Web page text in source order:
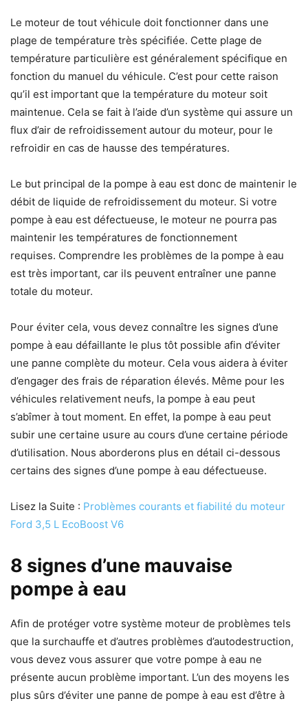
Le moteur de tout véhicule doit fonctionner dans une
plage de température très spécifiée. Cette plage de
température particulière est généralement spécifique en
fonction du manuel du véhicule. C’est pour cette raison
qu’il est important que la température du moteur soit
maintenue. Cela se fait à l’aide d’un système qui assure un
flux d’air de refroidissement autour du moteur, pour le
refroidir en cas de hausse des températures.
Le but principal de la pompe à eau est donc de maintenir le
débit de liquide de refroidissement du moteur. Si votre
pompe à eau est défectueuse, le moteur ne pourra pas
maintenir les températures de fonctionnement
requises. Comprendre les problèmes de la pompe à eau
est très important, car ils peuvent entraîner une panne
totale du moteur.
Pour éviter cela, vous devez connaître les signes d’une
pompe à eau défaillante le plus tôt possible afin d’éviter
une panne complète du moteur. Cela vous aidera à éviter
d’engager des frais de réparation élevés. Même pour les
véhicules relativement neufs, la pompe à eau peut
s’abîmer à tout moment. En effet, la pompe à eau peut
subir une certaine usure au cours d’une certaine période
d’utilisation. Nous aborderons plus en détail ci-dessous
certains des signes d’une pompe à eau défectueuse.
Lisez la Suite : Problèmes courants et fiabilité du moteur
Ford 3,5 L EcoBoost V6
8 signes d’une mauvaise
pompe à eau
Afin de protéger votre système moteur de problèmes tels
que la surchauffe et d’autres problèmes d’autodestruction,
vous devez vous assurer que votre pompe à eau ne
présente aucun problème important. L’un des moyens les
plus sûrs d’éviter une panne de pompe à eau est d’être à